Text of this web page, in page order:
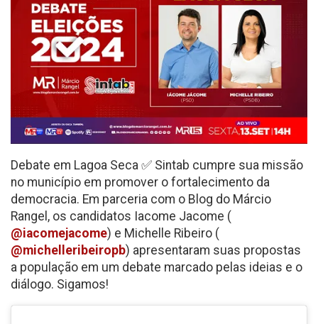
Debate em Lagoa Seca ✅ Sintab cumpre sua missão
no município em promover o fortalecimento da
democracia. Em parceria com o Blog do Márcio
Rangel, os candidatos Iacome Jacome (
@iacomejacome) e Michelle Ribeiro (
@michelleribeiropb) apresentaram suas propostas
a população em um debate marcado pelas ideias e o
diálogo. Sigamos!